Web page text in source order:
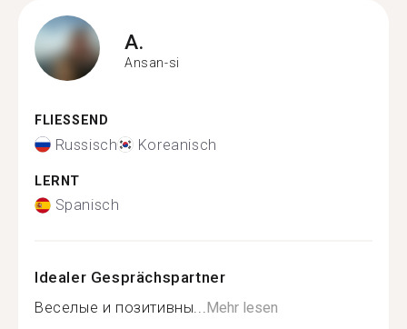
A.
Ansan-si
FLIESSEND
Russisch Koreanisch
LERNT
Spanisch
Idealer Gesprächspartner
Веселые и позитивны...Mehr lesen